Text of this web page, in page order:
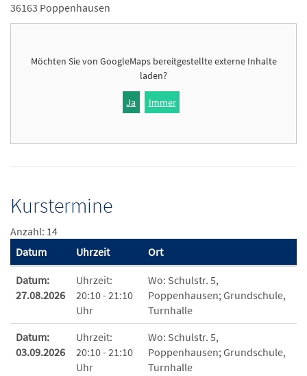
36163 Poppenhausen
Möchten Sie von GoogleMapsbereitgestellte externe Inhalte
laden?
Ja Immer
Kurstermine
Anzahl: 14
Termine zum diesen Kurs
Datum Uhrzeit Ort
Datum:
27.08.2026
Uhrzeit:
20:10 - 21:10
Uhr
Wo: Schulstr. 5,
Poppenhausen; Grundschule,
Turnhalle
Datum:
03.09.2026
Uhrzeit:
20:10 - 21:10
Uhr
Wo: Schulstr. 5,
Poppenhausen; Grundschule,
Turnhalle